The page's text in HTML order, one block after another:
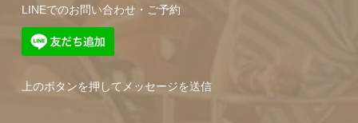
LINEでのお問い合わせ・ご予約
上のボタンを押してメッセージを送信